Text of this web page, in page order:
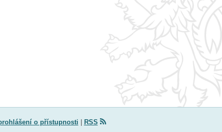
o přístupnosti RSS